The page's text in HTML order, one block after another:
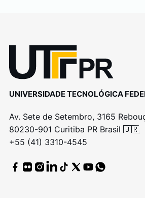
UNIVERSIDADE TECNOLÓGICA
Av. Sete de Setembro, 3165
80230-901 Curitiba PR Brasil 🇧🇷
+55 (41) 3310-4545